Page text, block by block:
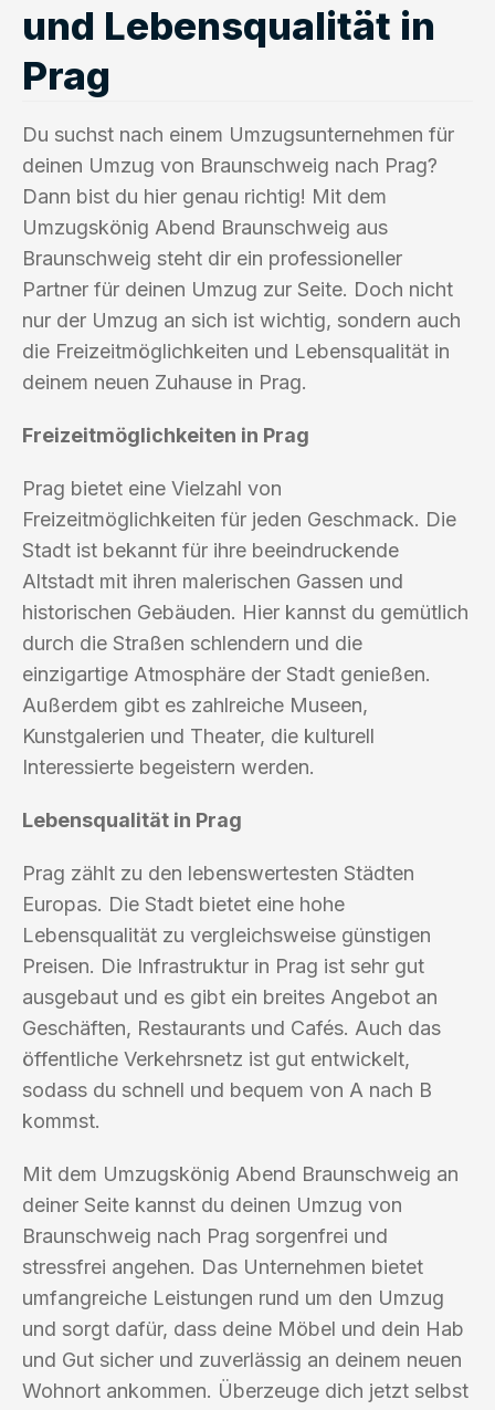
und Lebensqualität in
Prag
Du suchst nach einem Umzugsunternehmen für
deinen Umzug von Braunschweig nach Prag?
Dann bist du hier genau richtig! Mit dem
Umzugskönig Abend Braunschweig aus
Braunschweig steht dir ein professioneller
Partner für deinen Umzug zur Seite. Doch nicht
nur der Umzug an sich ist wichtig, sondern auch
die Freizeitmöglichkeiten und Lebensqualität in
deinem neuen Zuhause in Prag.
Freizeitmöglichkeiten in Prag
Prag bietet eine Vielzahl von
Freizeitmöglichkeiten für jeden Geschmack. Die
Stadt ist bekannt für ihre beeindruckende
Altstadt mit ihren malerischen Gassen und
historischen Gebäuden. Hier kannst du gemütlich
durch die Straßen schlendern und die
einzigartige Atmosphäre der Stadt genießen.
Außerdem gibt es zahlreiche Museen,
Kunstgalerien und Theater, die kulturell
Interessierte begeistern werden.
Lebensqualität in Prag
Prag zählt zu den lebenswertesten Städten
Europas. Die Stadt bietet eine hohe
Lebensqualität zu vergleichsweise günstigen
Preisen. Die Infrastruktur in Prag ist sehr gut
ausgebaut und es gibt ein breites Angebot an
Geschäften, Restaurants und Cafés. Auch das
öffentliche Verkehrsnetz ist gut entwickelt,
sodass du schnell und bequem von A nach B
kommst.
Mit dem Umzugskönig Abend Braunschweig an
deiner Seite kannst du deinen Umzug von
Braunschweig nach Prag sorgenfrei und
stressfrei angehen. Das Unternehmen bietet
umfangreiche Leistungen rund um den Umzug
und sorgt dafür, dass deine Möbel und dein Hab
und Gut sicher und zuverlässig an deinem neuen
Wohnort ankommen. Überzeuge dich jetzt selbst